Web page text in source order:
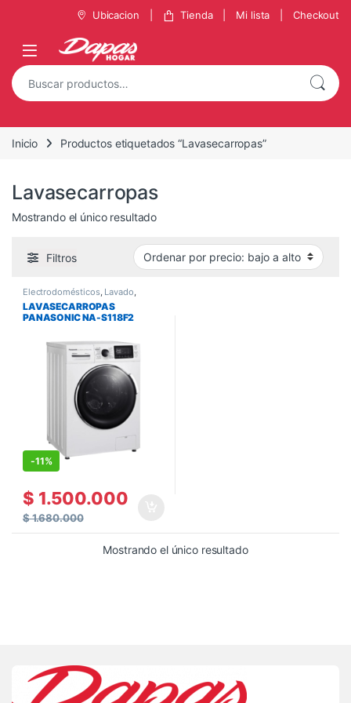
Ubicacion Tienda Mi lista Checkout
Inicio Productos etiquetados “Lavasecarropas”
Lavasecarropas
Mostrando el único resultado
Filtros
Electrodomésticos, Lavado,
Lavasecarropas
LAVASECARROPAS
PANASONIC NA-S118F2
-11%
$ 1.500.000
$1.680.000
Mostrando el único resultado